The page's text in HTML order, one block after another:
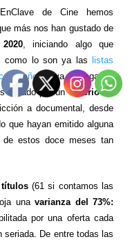
de Cine hemos
más nos han gustado de
, iniciando algo que
como lo son ya las
listas
año(cuya entrega de
optado por uncriterio de
a documental, desde
que hayan emitido alguna
estos doce meses tan
títulos(61 si contamos las
unavarianza del 73%:
por una oferta cada
De entre todas las